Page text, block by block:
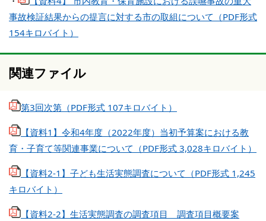
事故検証結果からの提言に対する市の取組について（PDF形式
154キロバイト）
関連ファイル
第3回次第（PDF形式 107キロバイト）
【資料1】令和4年度（2022年度）当初予算案における教
育・子育て等関連事業について（PDF形式 3,028キロバイト）
【資料2-1】子ども生活実態調査について（PDF形式 1,245
キロバイト）
【資料2-2】生活実態調査の調査項目 調査項目概要案